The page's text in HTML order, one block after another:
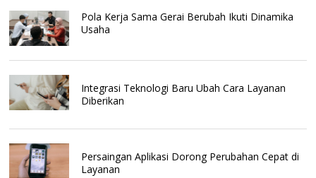
Pola Kerja Sama Gerai Berubah Ikuti Dinamika
Usaha
Integrasi Teknologi Baru Ubah Cara Layanan
Diberikan
Persaingan Aplikasi Dorong Perubahan Cepat di
Layanan